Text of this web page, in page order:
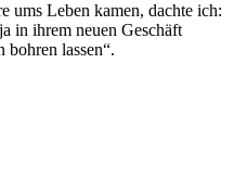
ums Leben kamen, dachte ich:
in ihrem neuen Geschäft
lassen“.